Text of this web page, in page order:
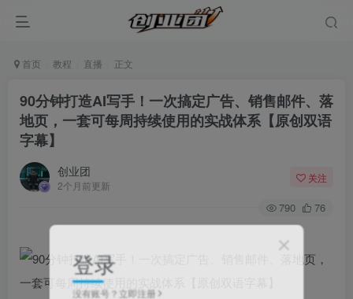
首页 教程 直播 正文
90分钟打造AI写手！一次搞定广告、销售邮件、落
地页，一套可每周持续使用的实战体系【原创双语
字幕】
创业团
2个月前更新
关注
790 76
登录
没有账号？立即注册